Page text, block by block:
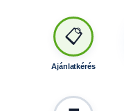
📋
Ajánlatkérés